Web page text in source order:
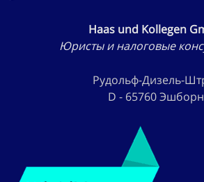
Haas und Kollegen
Юристы и налоговые
Рудольф-Дизель-
D - 65760 Эшборн